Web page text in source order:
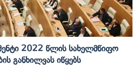
2022 Წლის Სახელმწიფო
Განხილვას Იწყებს